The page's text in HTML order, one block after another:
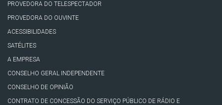
PROVEDORA DO TELESPECTADOR
PROVEDORA DO OUVINTE
ACESSIBILIDADES
SATÉLITES
A EMPRESA
CONSELHO GERAL INDEPENDENTE
CONSELHO DE OPINIÃO
CONTRATO DE CONCESSÃO DO SERVIÇO PÚBLICO DE RÁDIO E